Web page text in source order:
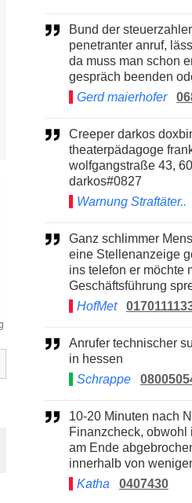
Bund der steuerzahlerc???
penetranter anruf,
da muss man schon
gespräch beenden
Gerd maierhofer
Creeper darkos doxbin nikolas hamm
theaterpädagoge
wolfgangstraße 43,
darkos#0827
Warnung Straftäter..
Ganz schlimmer Mensch, hat sich auf
eine Stellenanzeige
ins telefon er möchte
Geschäftsführung
HofMet
Anrufer technischer support aok, sitz
in hessen
Schrappe
10-20 Minuten nach Nutzung von
Finanzcheck, obwohl
am Ende
innerhalb von
Katha
0407430